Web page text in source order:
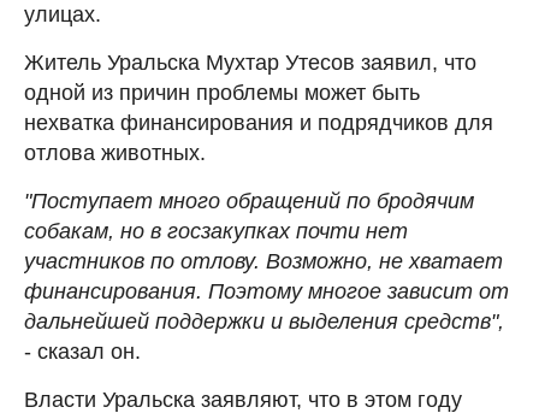
улицах.
Житель Уральска Мухтар Утесов заявил, что
одной из причин проблемы может быть
нехватка финансирования и подрядчиков для
отлова животных.
"Поступает много обращений по бродячим
собакам, но в госзакупках почти нет
участников по отлову. Возможно, не хватает
финансирования. Поэтому многое зависит от
дальнейшей поддержки и выделения средств",
- сказал он.
Власти Уральска заявляют, что в этом году